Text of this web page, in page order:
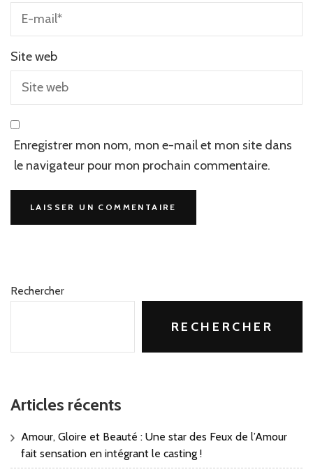
Site web
Enregistrer mon nom, mon e-mail et mon site dans
le navigateur pour mon prochain commentaire.
Rechercher
RECHERCHER
Articles récents
Amour, Gloire et Beauté : Une star des Feux de l’Amour
fait sensation en intégrant le casting !